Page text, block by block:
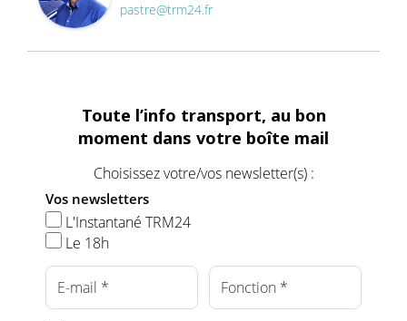
pastre@trm24.fr
Toute l’info transport, au bon
moment dans votre boîte mail
Choisissez votre/vos newsletter(s) :
Vos newsletters
L'Instantané TRM24
Le 18h